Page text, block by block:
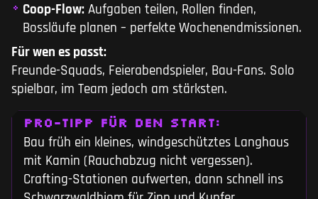
Coop-Flow: Aufgaben teilen, Rollen finden,
Bossläufe planen – perfekte Wochenendmissionen.
Für wen es passt:
Freunde-Squads, Feierabendspieler, Bau-Fans. Solo
spielbar, im Team jedoch am stärksten.
PRO-TIPP FÜR DEN START:
Bau früh ein kleines, windgeschütztes Langhaus
mit Kamin (Rauchabzug nicht vergessen).
Crafting-Stationen aufwerten, dann schnell ins